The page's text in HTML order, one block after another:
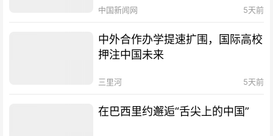
中国新闻网 5天前
中外合作办学提速扩围，国际高校
押注中国未来
三里河 5天前
在巴西里约邂逅“舌尖上的中国”